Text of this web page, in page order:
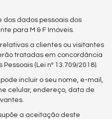
dados pessoais dos
para M & F Imóveis.
a clientes ou visitantes
tratadas em concordância
(Lei nº 13.709/2018).
incluir o seu nome, e-mail,
celular, endereço, data de
a aceitação deste